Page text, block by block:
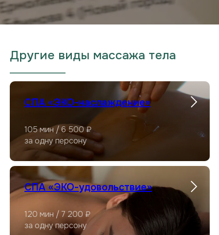
Другие виды массажа тела
___________________
СПА «ЭКО-наслаждение»
105 мин / 6 500 ₽
за одну персону
СПА «ЭКО-удовольствие»
120 мин / 7 200 ₽
за одну персону